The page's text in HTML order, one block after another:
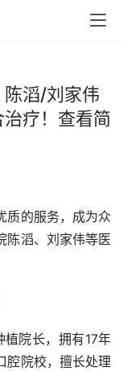
滔/刘家伟
疗！查看简
质的服务，成为众
陈滔、刘家伟等医
腔院校，擅长处理